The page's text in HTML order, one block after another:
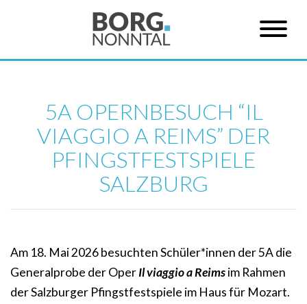
5A OPERNBESUCH “IL
VIAGGIO A REIMS” DER
PFINGSTFESTSPIELE
SALZBURG
Am 18. Mai 2026 besuchten Schüler*innen der 5A die
Generalprobe der OperIl viaggio a Reimsim Rahmen
der Salzburger Pfingstfestspiele im Haus für Mozart.